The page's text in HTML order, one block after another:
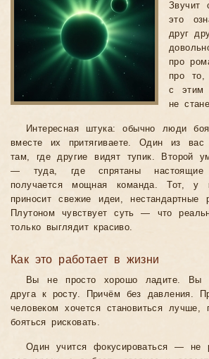
Звучит
это
друг
про
про то,
с этим
не
Интересная штука: обычно люди
вместе их притягиваете. Один из вас
там, где другие видят тупик. Второй
— туда, где спрятаны настоящие
получается мощная команда. Тот, у
приносит свежие идеи, нестандартные
Плутоном чувствует суть — что
только выглядит красиво.
Как это работает в жизни
Вы не просто хорошо ладите. Вы
друга к росту. Причём без давления.
человеком хочется становиться лучше,
бояться рисковать.
Один учится фокусироваться — не